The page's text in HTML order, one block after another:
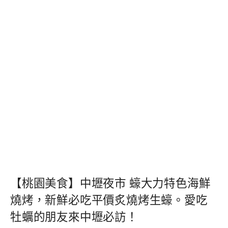
【桃園美食】中壢夜市 蠔大力特色海鮮
燒烤，新鮮必吃平價炙燒烤生蠔。愛吃
牡蠣的朋友來中壢必訪！